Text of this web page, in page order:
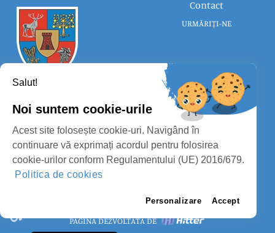
PROTECȚIA DATELOR PERSONALE
MASS-MEDIA
PAGINĂ DEZVOLTATĂ DE
CONSILIUL JUDEȚEAN SATU MARE
Contact
URMĂRIȚI-NE
Salut!
Noi suntem cookie-urile
Acest site folosește cookie-uri. Navigând în
continuare vă exprimați acordul pentru folosirea
cookie-urilor conform Regulamentului (UE) 2016/679.
Politica de cookies
Personalizare Accept